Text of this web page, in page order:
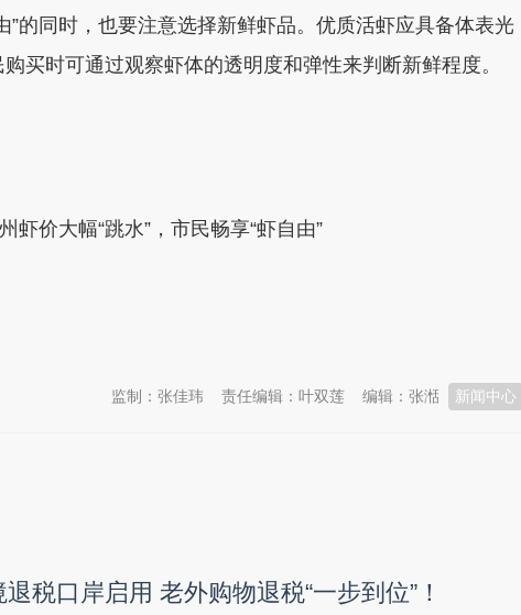
”的同时，也要注意选择新鲜虾品。优质活虾应具备体表光
买时可通过观察虾体的透明度和弹性来判断新鲜程度。
虾价大幅“跳水”，市民畅享“虾自由”
新闻中心
编辑：张湉
责任编辑：叶双莲
监制：张佳玮
税口岸启用 老外购物退税“一步到位”！